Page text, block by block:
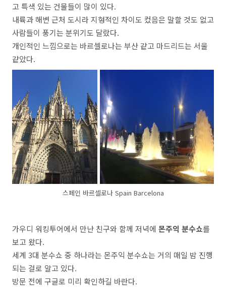
고 특색 있는 건물들이 많이 있다.
내륙과 해변 근처 도시라 지형적인 차이도 컸음은 말할 것도 없고
사람들이 풍기는 분위기도 달랐다.
개인적인 느낌으로는 바르셀로나는 부산 같고 마드리드는 서울
같았다.
스페인 바르셀로나 Spain Barcelona
가우디 워킹투어에서 만난 친구와 함께 저녁에 몬주익 분수쇼를
보고 왔다.
세계 3대 분수쇼 중 하나라는 몬주익 분수쇼는 거의 매일 밤 진행
되는 걸로 알고 있다.
방문 전에 구글로 미리 확인하길 바란다.